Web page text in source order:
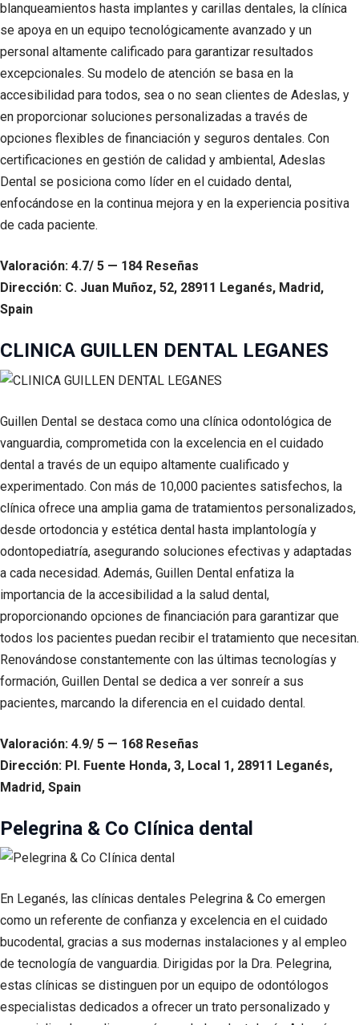
blanqueamientos hasta implantes y carillas dentales, la clínica
se apoya en un equipo tecnológicamente avanzado y un
personal altamente calificado para garantizar resultados
excepcionales. Su modelo de atención se basa en la
accesibilidad para todos, sea o no sean clientes de Adeslas, y
en proporcionar soluciones personalizadas a través de
opciones flexibles de financiación y seguros dentales. Con
certificaciones en gestión de calidad y ambiental, Adeslas
Dental se posiciona como líder en el cuidado dental,
enfocándose en la continua mejora y en la experiencia positiva
de cada paciente.
Valoración: 4.7/ 5 — 184 Reseñas
Dirección: C. Juan Muñoz, 52, 28911 Leganés, Madrid,
Spain
CLINICA GUILLEN DENTAL LEGANES
Guillen Dental se destaca como una clínica odontológica de
vanguardia, comprometida con la excelencia en el cuidado
dental a través de un equipo altamente cualificado y
experimentado. Con más de 10,000 pacientes satisfechos, la
clínica ofrece una amplia gama de tratamientos personalizados,
desde ortodoncia y estética dental hasta implantología y
odontopediatría, asegurando soluciones efectivas y adaptadas
a cada necesidad. Además, Guillen Dental enfatiza la
importancia de la accesibilidad a la salud dental,
proporcionando opciones de financiación para garantizar que
todos los pacientes puedan recibir el tratamiento que necesitan.
Renovándose constantemente con las últimas tecnologías y
formación, Guillen Dental se dedica a ver sonreír a sus
pacientes, marcando la diferencia en el cuidado dental.
Valoración: 4.9/ 5 — 168 Reseñas
Dirección: Pl. Fuente Honda, 3, Local 1, 28911 Leganés,
Madrid, Spain
Pelegrina & Co CIínica dental
En Leganés, las clínicas dentales Pelegrina & Co emergen
como un referente de confianza y excelencia en el cuidado
bucodental, gracias a sus modernas instalaciones y al empleo
de tecnología de vanguardia. Dirigidas por la Dra. Pelegrina,
estas clínicas se distinguen por un equipo de odontólogos
especialistas dedicados a ofrecer un trato personalizado y